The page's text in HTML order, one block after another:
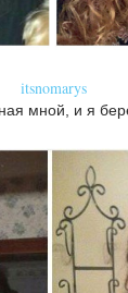
itsnomarys
мной, и я